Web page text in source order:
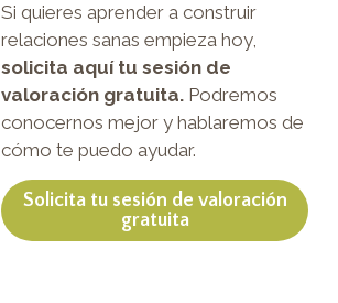
Si quieres aprender a construir
relaciones sanas empieza hoy,
solicita aquí tu sesión de
valoración gratuita. Podremos
conocernos mejor y hablaremos de
cómo te puedo ayudar.
Solicita tu sesión de valoración
gratuita